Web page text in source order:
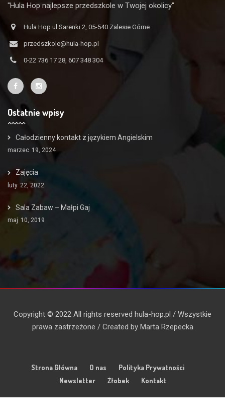
"Hula Hop najlepsze przedszkole w Twojej okolicy"
Hula Hop ul.Sarenki 2, 05-540 Zalesie Górne
przedszkole@hula-hop.pl
0-22 736 17 28, 607 348 304
Ostatnie wpisy
Całodzienny kontakt z językiem Angielskim
marzec 19, 2024
Zajęcia
luty 22, 2022
Sala Zabaw – Małpi Gaj
maj 10, 2019
Copyright © 2022 All rights reserved hula-hop.pl / Wszystkie
prawa zastrzeżone / Created by Marta Rzepecka
Strona Główna O nas
Polityka Prywatności
Newsletter
Żłobek Kontakt